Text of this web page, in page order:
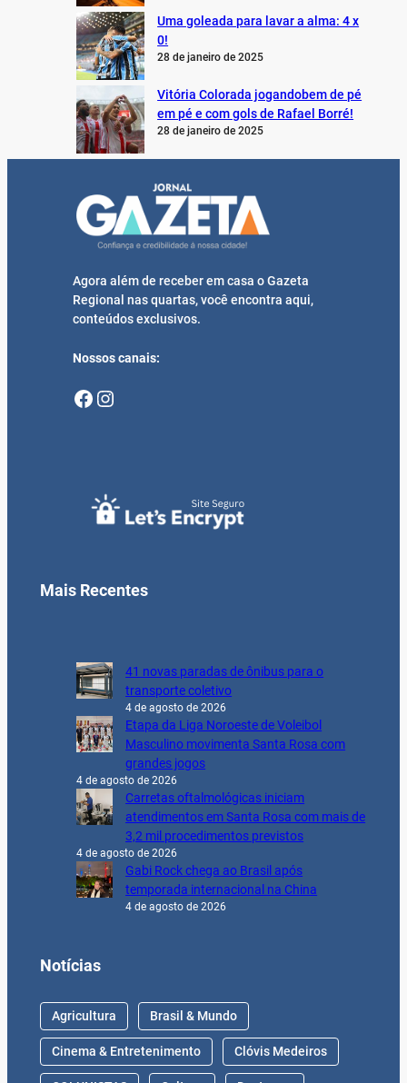
Uma goleada para lavar a alma: 4 x
0!
28 de janeiro de 2025
Vitória Colorada jogandobem de pé
em pé e com gols de Rafael Borré!
28 de janeiro de 2025
Agora além de receber em casa o Gazeta
Regional nas quartas, você encontra aqui,
conteúdos exclusivos.
Nossos canais:
Facebook Instagram
Mais Recentes
41 novas paradas de ônibus para o
transporte coletivo
4 de agosto de 2026
Etapa da Liga Noroeste de Voleibol
Masculino movimenta Santa Rosa com
grandes jogos
4 de agosto de 2026
Carretas oftalmológicas iniciam
atendimentos em Santa Rosa com mais de
3,2 mil procedimentos previstos
4 de agosto de 2026
Gabi Rock chega ao Brasil após
temporada internacional na China
4 de agosto de 2026
Notícias
Agricultura Brasil & Mundo
Cinema & Entretenimento Clóvis Medeiros